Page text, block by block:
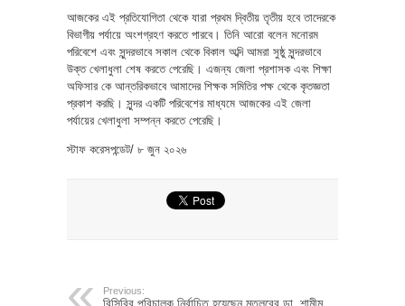
আজকের এই প্রতিযোগিতা থেকে যারা প্রথম দ্বিতীয় তৃতীয় হবে তাদেরকে
বিভাগীয় পর্যায়ে অংশগ্রহণ করতে পারবে। তিনি আরো বলেন মনোরম
পরিবেশে এবং সুন্দরভাবে সকাল থেকে বিকাল অব্দি আমরা সুষ্ঠু সুন্দরভাবে
উক্ত খেলাধুলা শেষ করতে পেরেছি। এজন্য জেলা প্রশাসক এবং শিক্ষা
অফিসার কে আন্তরিকভাবে আমাদের শিক্ষক সমিতির পক্ষ থেকে কৃতজ্ঞতা
প্রকাশ করছি। সুন্দর একটি পরিবেশের মাধ্যমে আজকের এই জেলা
পর্যায়ের খেলাধুলা সম্পন্ন করতে পেরেছি।
স্টাফ করেসপন্ডেট/ ৮ জুন ২০২৬
Previous:
বিসিবির পরিচালক নির্বাচিত হয়েছেন মতলবের ডা. শামীম